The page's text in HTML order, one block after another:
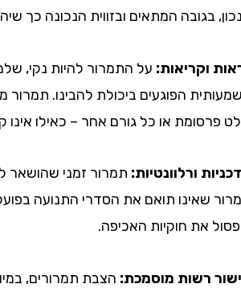
המתאים ובזווית הנכונה כך שיהיה
על התמרור להיות נקי, שלם,
הפוגעים ביכולת להבינו. תמרור
או כל גורם אחר – כאילו אינו קיים.
ורלוונטיות:תמרור זמני שהושאר לאחר
תואם את הסדרי התנועה בפועל,
את חוקיות האכיפה.
רשות מוסמכת:הצבת תמרורים, במיוחד